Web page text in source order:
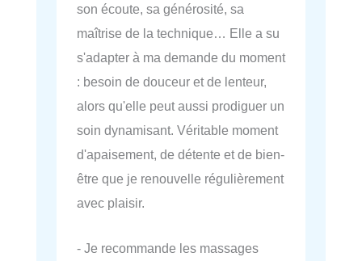
son écoute, sa générosité, sa
maîtrise de la technique… Elle a su
s'adapter à ma demande du moment
: besoin de douceur et de lenteur,
alors qu'elle peut aussi prodiguer un
soin dynamisant. Véritable moment
d'apaisement, de détente et de bien-
être que je renouvelle régulièrement
avec plaisir.
- Je recommande les massages